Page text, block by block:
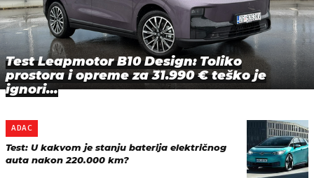
Test Leapmotor B10 Design: Toliko
prostora i opreme za 31.990 € teško je
ignori…
ADAC
Test: U kakvom je stanju baterija električnog
auta nakon 220.000 km?